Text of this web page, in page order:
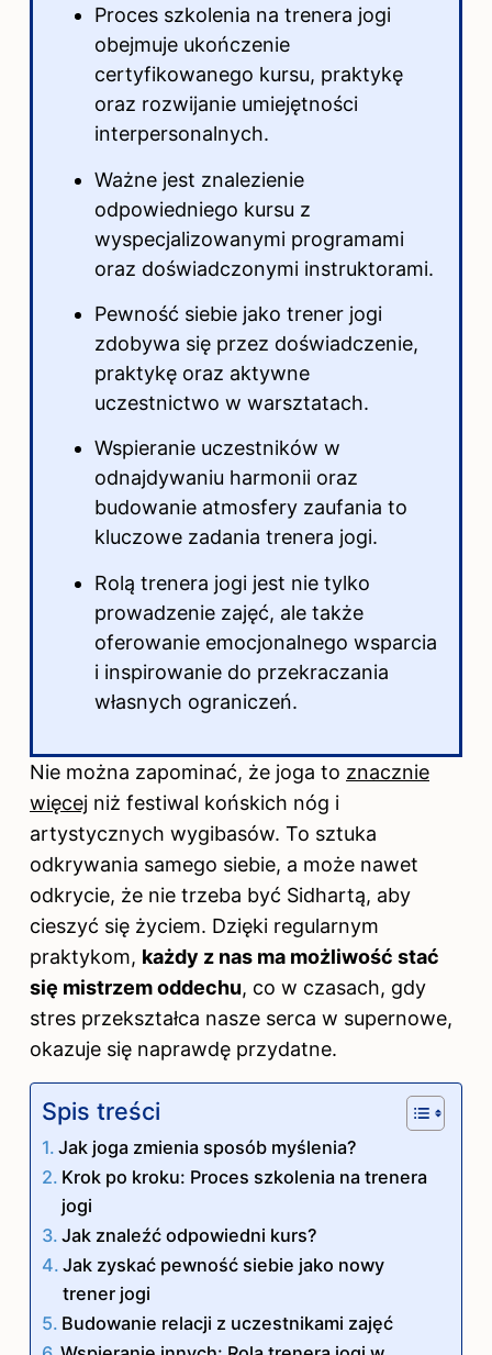
Proces szkolenia na trenera jogi
obejmuje ukończenie
certyfikowanego kursu, praktykę
oraz rozwijanie umiejętności
interpersonalnych.
Ważne jest znalezienie
odpowiedniego kursu z
wyspecjalizowanymi programami
oraz doświadczonymi instruktorami.
Pewność siebie jako trener jogi
zdobywa się przez doświadczenie,
praktykę oraz aktywne
uczestnictwo w warsztatach.
Wspieranie uczestników w
odnajdywaniu harmonii oraz
budowanie atmosfery zaufania to
kluczowe zadania trenera jogi.
Rolą trenera jogi jest nie tylko
prowadzenie zajęć, ale także
oferowanie emocjonalnego wsparcia
i inspirowanie do przekraczania
własnych ograniczeń.
Nie można zapominać, że joga to znacznie
więcej niż festiwal końskich nóg i
artystycznych wygibasów. To sztuka
odkrywania samego siebie, a może nawet
odkrycie, że nie trzeba być Sidhartą, aby
cieszyć się życiem. Dzięki regularnym
praktykom, każdy z nas ma możliwość stać
się mistrzem oddechu, co w czasach, gdy
stres przekształca nasze serca w supernowe,
okazuje się naprawdę przydatne.
Spis treści
Jak joga zmienia sposób myślenia?
Krok po kroku: Proces szkolenia na trenera
jogi
Jak znaleźć odpowiedni kurs?
Jak zyskać pewność siebie jako nowy
trener jogi
Budowanie relacji z uczestnikami zajęć